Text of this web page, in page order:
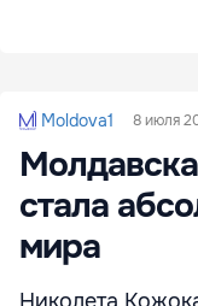
Moldova1 8 июля
стала
мира